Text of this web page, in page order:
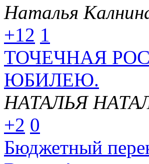
Наталья
+12 1
ТОЧЕЧНАЯ
ЮБИЛЕЮ.
НАТАЛЬЯ
+2 0
Бюджетный